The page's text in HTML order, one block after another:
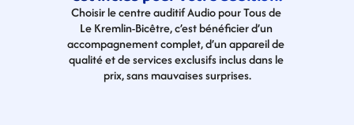
Choisir le centre auditif Audio pour Tous de
Le Kremlin-Bicêtre, c’est bénéficier d’un
accompagnement complet, d’un appareil de
qualité et de services exclusifs inclus dans le
prix, sans mauvaises surprises.